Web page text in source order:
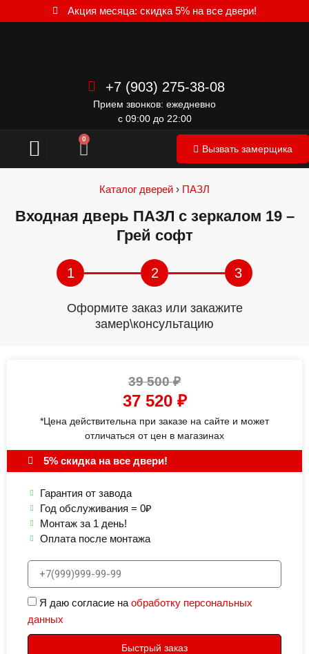
Акция месяца: скидка 5% на все двери!
+7 (903) 275-38-08
Прием звонков: ежедневно
с 09:00 до 22:00
0
Вызвать замерщика
Каталог дверей › ПАЗЛ
Входная дверь ПАЗЛ с зеркалом 19 –
Грей софт
1 2 3
Оформите заказ или закажите
замер\консультацию
39 500₽
37 520 ₽
*Цена действительна при заказе на сайте и может
отличаться от цен в магазинах
5% скидка на все двери!
Гарантия от завода
Год обслуживания = 0₽
Монтаж за 1 день!
Оплата после монтажа
Я даю согласие наобработку персональных
данных
Быстрый заказ